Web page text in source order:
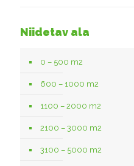
Niidetav ala
0 – 500 m2
600 – 1000 m2
1100 – 2000 m2
2100 – 3000 m2
3100 – 5000 m2